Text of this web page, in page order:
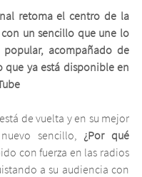
retoma el centro de la
un sencillo que une lo
acompañado de
ya está disponible en
de vuelta y en su mejor
sencillo, ¿Por qué
con fuerza en las radios
a su audiencia con